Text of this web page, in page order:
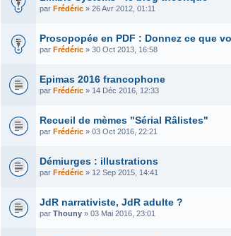
par Frédéric » 26 Avr 2012, 01:11
Prosopopée en PDF : Donnez ce que
par Frédéric » 30 Oct 2013, 16:58
Epimas 2016 francophone
par Frédéric » 14 Déc 2016, 12:33
Recueil de mèmes "Sérial Râlistes"
par Frédéric » 03 Oct 2016, 22:21
Démiurges : illustrations
par Frédéric » 12 Sep 2015, 14:41
JdR narrativiste, JdR adulte ?
par Thouny » 03 Mai 2016, 23:01